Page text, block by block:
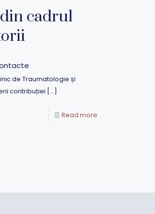
cadrul
de Traumatologie și
contribuției […]
Read more